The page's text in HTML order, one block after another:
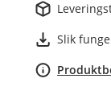
Slik